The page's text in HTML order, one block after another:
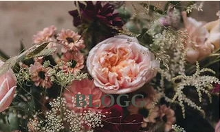
BLOGG